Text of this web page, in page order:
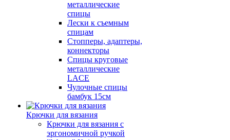
металлические
спицы
Лески к съемным
спицам
Стопперы, адаптеры,
коннекторы
Спицы круговые
металлические
LACE
Чулочные спицы
бамбук 15см
Крючки для вязания
Крючки для вязания с
эргономичной ручкой